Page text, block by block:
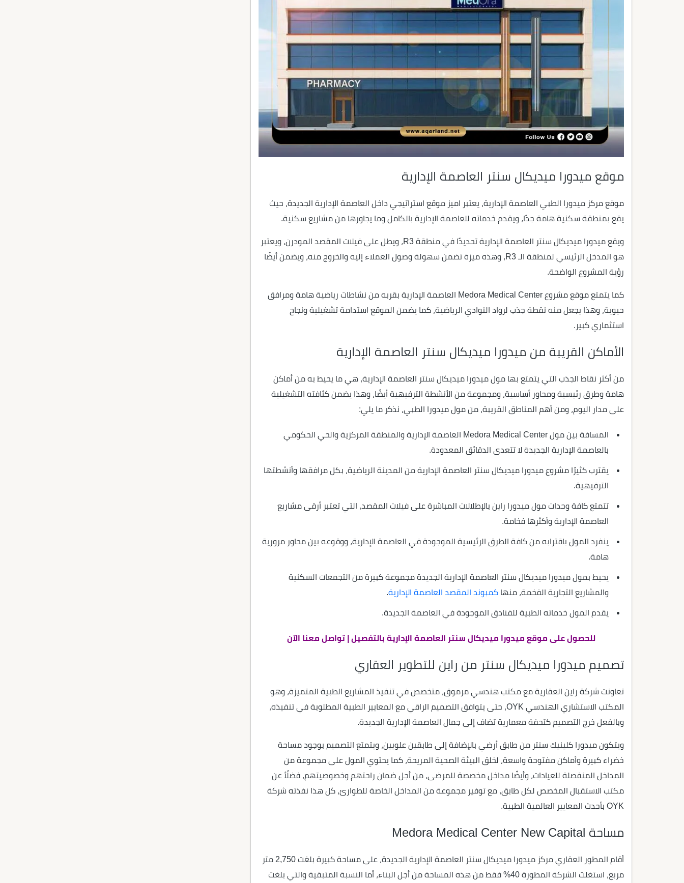
موقع ميدورا ميديكال سنتر العاصمة الإدارية
موقع مركز ميدورا الطبي العاصمة الإدارية، يعتبر اميز موقع استراتيجي داخل العاصمة الإدارية الجديدة، حيث
يقع بمنطقة سكنية هامة جدًا، ويقدم خدماته للعاصمة الإدارية بالكامل وما يجاورها من مشاريع سكنية.
ويقع ميدورا ميديكال سنتر العاصمة الإدارية تحديدًا في منطقة R3، ويطل على فيلات المقصد المودرن، ويعتبر
هو المدخل الرئيسي لمنطقة الـ R3، وهذه ميزة تضمن سهولة وصول العملاء إليه والخروج منه، ويضمن أيضًا
رؤية المشروع الواضحة.
كما يتمتع موقع مشروع Medora Medical Center العاصمة الإدارية بقربه من نشاطات رياضية هامة ومرافق
حيوية، وهذا يجعل منه نقطة جذب لرواد النوادي الرياضية، كما يضمن الموقع استدامة تشغيلية ونجاح
استثماري كبير.
الأماكن القريبة من ميدورا ميديكال سنتر العاصمة الإدارية
من أكثر نقاط الجذب التي يتمتع بها مول ميدورا ميديكال سنتر العاصمة الإدارية، هي ما يحيط به من أماكن
هامة وطرق رئيسية ومحاور أساسية، ومجموعة من الأنشطة الترفيهية أيضًا، وهذا يضمن كثافته التشغيلية
على مدار اليوم، ومن أهم المناطق القريبة، من مول ميدورا الطبي، نذكر ما يلي:
المسافة بين مول Medora Medical Center العاصمة الإدارية والمنطقة المركزية والحي الحكومي
بالعاصمة الإدارية الجديدة لا تتعدى الدقائق المعدودة.
يقترب كثيرًا مشروع ميدورا ميديكال سنتر العاصمة الإدارية من المدينة الرياضية، بكل مرافقها وأنشطتها
الترفيهية.
تتمتع كافة وحدات مول ميدورا راين بالإطلالات المباشرة على فيلات المقصد، التي تعتبر أرقى مشاريع
العاصمة الإدارية وأكثرها فخامة.
ينفرد المول باقترابه من كافة الطرق الرئيسية الموجودة في العاصمة الإدارية، ووقوعه بين محاور مرورية
هامة.
يحيط بمول ميدورا ميديكال سنتر العاصمة الإدارية الجديدة مجموعة كبيرة من التجمعات السكنية
والمشاريع التجارية الفخمة، منها كمبوند المقصد العاصمة الإدارية.
يقدم المول خدماته الطبية للفنادق الموجودة في العاصمة الجديدة.
للحصول على موقع ميدورا ميديكال سنتر العاصمة الإدارية بالتفصيل | تواصل معنا الآن
تصميم ميدورا ميديكال سنتر من راين للتطوير العقاري
تعاونت شركة راين العقارية مع مكتب هندسي مرموق، متخصص في تنفيذ المشاريع الطبية المتميزة، وهو
المكتب الاستشاري الهندسي OYK، حتى يتوافق التصميم الراقي مع المعايير الطبية المطلوبة في تنفيذه،
وبالفعل خرج التصميم كتحفة معمارية تضاف إلى جمال العاصمة الإدارية الجديدة.
ويتكون ميدورا كلينيك سنتر من طابق أرضي بالإضافة إلى طابقين علويين، ويتمتع التصميم بوجود مساحة
خضراء كبيرة وأماكن مفتوحة واسعة، لخلق البيئة الصحية المريحة، كما يحتوي المول على مجموعة من
المداخل المنفصلة للعيادات، وأيضًا مداخل مخصصة للمرضى، من أجل ضمان راحتهم وخصوصيتهم، فضلًأ عن
مكتب الاستقبال المخصص لكل طابق، مع توفير مجموعة من المداخل الخاصة للطوارئ، كل هذا نفذته شركة
OYK بأحدث المعايير العالمية الطبية.
مساحة Medora Medical Center New Capital
أقام المطور العقاري مركز ميدورا ميديكال سنتر العاصمة الإدارية الجديدة، على مساحة كبيرة بلغت 2,750 متر
مربع، استغلت الشركة المطورة 40% فقط من هذه المساحة من أجل البناء، أما النسبة المتبقية والتي بلغت